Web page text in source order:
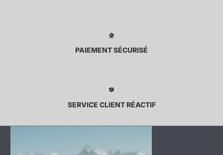
PAIEMENT SÉCURISÉ
SERVICE CLIENT RÉACTIF